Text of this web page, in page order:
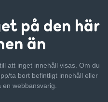
på den här
än
att inget innehåll visas. Om du
ta bort befintligt innehåll eller
webbansvarig.